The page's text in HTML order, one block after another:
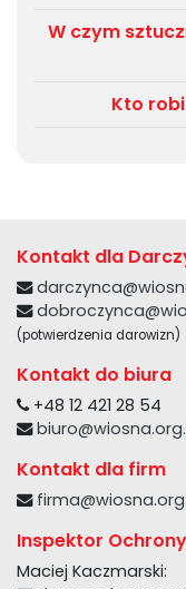
W czym
Kto
Kontakt dla
(potwierdzenia darowizn)
Kontakt do biura
+48 12 421 28 54
Kontakt dla firm
Inspektor
Maciej Kaczmarski: